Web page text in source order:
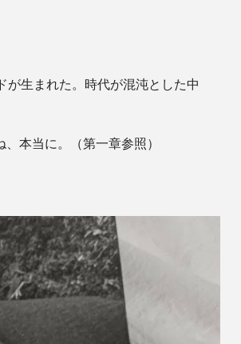
生まれた。時代が混沌とした中
本当に。（第一章参照）